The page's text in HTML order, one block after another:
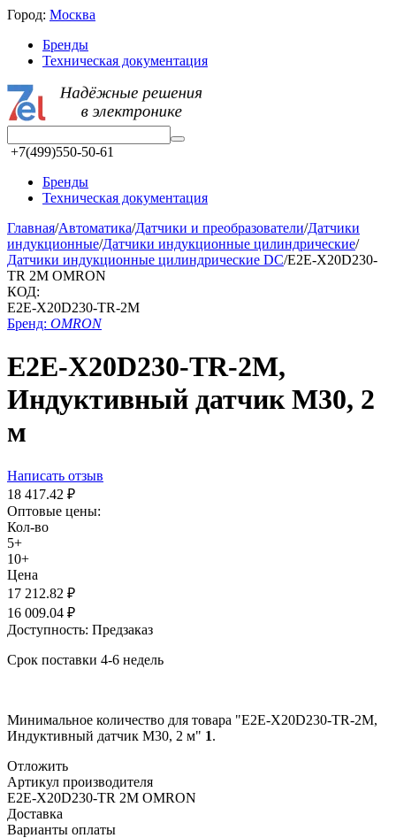
Город: Москва
Бренды
Техническая документация
+7(499)550-50-61
Бренды
Техническая документация
Главная/Автоматика/Датчики и преобразователи/Датчики
индукционные/Датчики индукционные цилиндрические/
Датчики индукционные цилиндрические DC/E2E-X20D230-
TR 2M OMRON
КОД:
E2E-X20D230-TR-2M
Бренд: OMRON
E2E-X20D230-TR-2M,
Индуктивный датчик M30, 2
м
Написать отзыв
18 417.42 ₽
Оптовые цены:
Кол-во
5+
10+
Цена
17 212.82 ₽
16 009.04 ₽
Доступность: Предзаказ
Срок поставки 4-6 недель
Минимальное количество для товара "E2E-X20D230-TR-2M,
Индуктивный датчик M30, 2 м" 1.
Отложить
Артикул производителя
E2E-X20D230-TR 2M OMRON
Доставка
Варианты оплаты